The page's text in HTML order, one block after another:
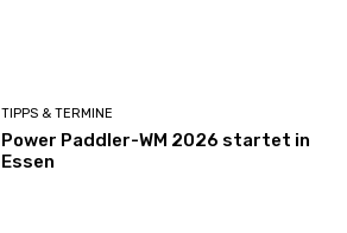
TIPPS & TERMINE
Power Paddler-WM 2026 startet in
Essen